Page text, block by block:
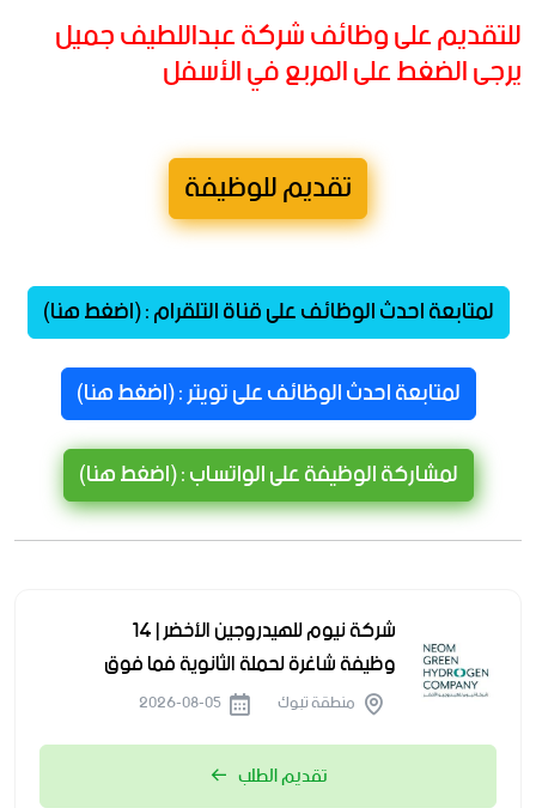
للتقديم على وظائف شركة عبداللطيف جميل
يرجى الضغط على المربع في الأسفل
تقديم للوظيفة
لمتابعة احدث الوظائف على قناة التلقرام : (اضغط هنا)
لمتابعة احدث الوظائف على تويتر : (اضغط هنا)
لمشاركة الوظيفة على الواتساب : (اضغط هنا)
شركة نيوم للهيدروجين الأخضر | 14
وظيفة شاغرة لحملة الثانوية فما فوق
منطقة تبوك
تقديم الطلب